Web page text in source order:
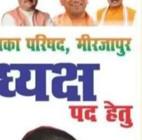
News,
Latest